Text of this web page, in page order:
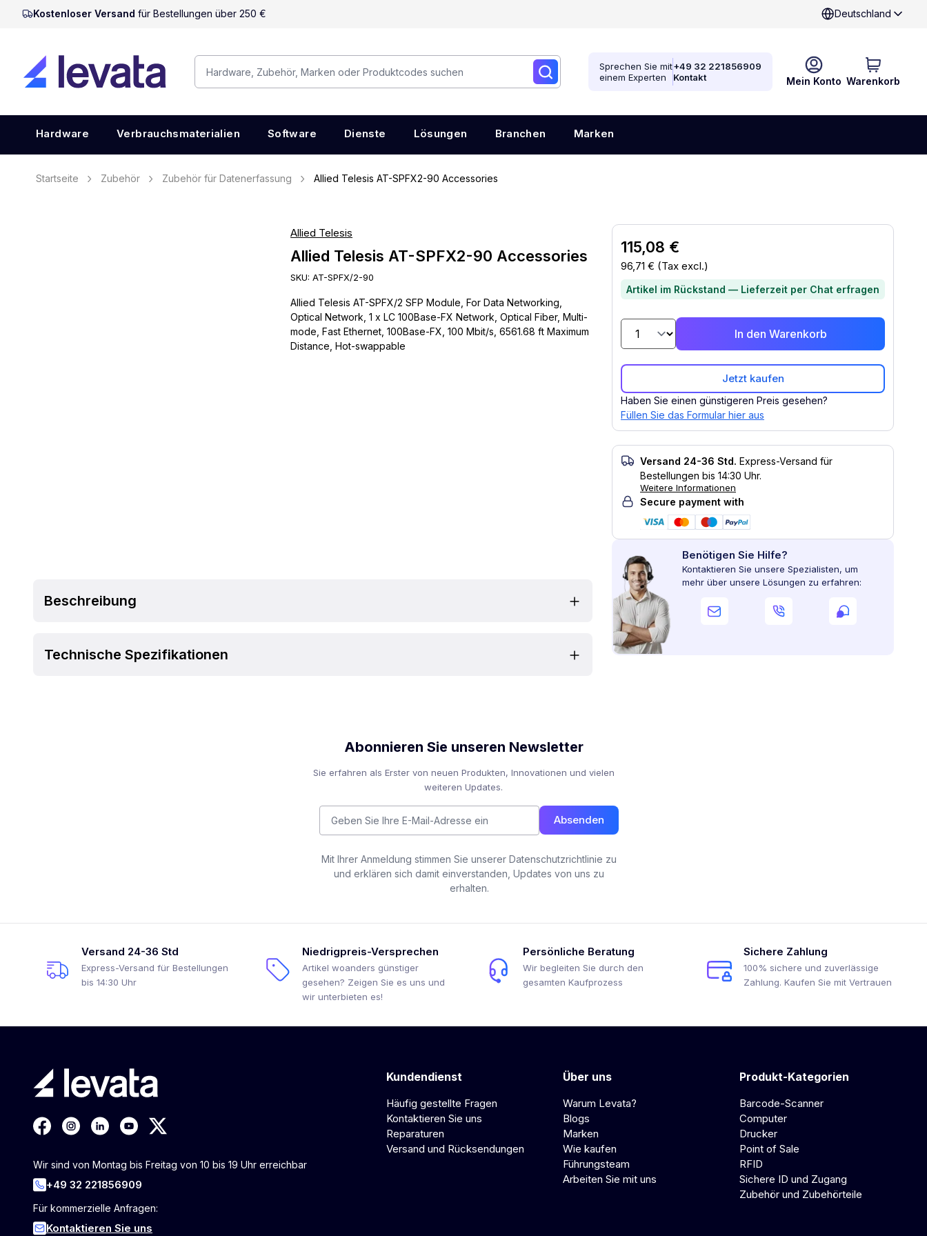
Kostenloser Versand für Bestellungen über 250 € Deutschland
Mein Konto Warenkorb
Sprechen Sie mit
einem Experten
+49 32 221856909
Kontakt
Hardware Verbrauchsmaterialien Software Dienste Lösungen Branchen Marken
Startseite Zubehör Zubehör für Datenerfassung Allied Telesis AT-SPFX2-90 Accessories
Allied Telesis
Allied Telesis AT-SPFX2-90 Accessories
SKU:AT-SPFX/2-90
Allied Telesis AT-SPFX/2 SFP Module, For Data Networking,
Optical Network, 1 x LC 100Base-FX Network, Optical Fiber, Multi-
mode, Fast Ethernet, 100Base-FX, 100 Mbit/s, 6561.68 ft Maximum
Distance, Hot-swappable
115,08 €
96,71 € (Tax excl.)
Artikel im Rückstand — Lieferzeit per Chat erfragen
In den Warenkorb
Jetzt kaufen
Haben Sie einen günstigeren Preis gesehen?
Füllen Sie das Formular hier aus
Versand 24-36 Std. Express-Versand für
Bestellungen bis 14:30 Uhr.
Weitere Informationen
Secure payment with
Benötigen Sie Hilfe?
Kontaktieren Sie unsere Spezialisten, um
mehr über unsere Lösungen zu erfahren:
Beschreibung
Technische Spezifikationen
Abonnieren Sie unseren Newsletter
Sie erfahren als Erster von neuen Produkten, Innovationen und vielen
weiteren Updates.
Absenden
Mit Ihrer Anmeldung stimmen Sie unserer Datenschutzrichtlinie zu
und erklären sich damit einverstanden, Updates von uns zu
erhalten.
Versand 24-36 Std
Express-Versand für Bestellungen
bis 14:30 Uhr
Niedrigpreis-Versprechen
Artikel woanders günstiger
gesehen? Zeigen Sie es uns und
wir unterbieten es!
Persönliche Beratung
Wir begleiten Sie durch den
gesamten Kaufprozess
Sichere Zahlung
100% sichere und zuverlässige
Zahlung. Kaufen Sie mit Vertrauen
Wir sind von Montag bis Freitag von 10 bis 19 Uhr erreichbar
+49 32 221856909
Für kommerzielle Anfragen:
Kontaktieren Sie uns
Kundendienst
Häufig gestellte Fragen
Kontaktieren Sie uns
Reparaturen
Versand und Rücksendungen
Über uns
Warum Levata?
Blogs
Marken
Wie kaufen
Führungsteam
Arbeiten Sie mit uns
Produkt-Kategorien
Barcode-Scanner
Computer
Drucker
Point of Sale
RFID
Sichere ID und Zugang
Zubehör und Zubehörteile